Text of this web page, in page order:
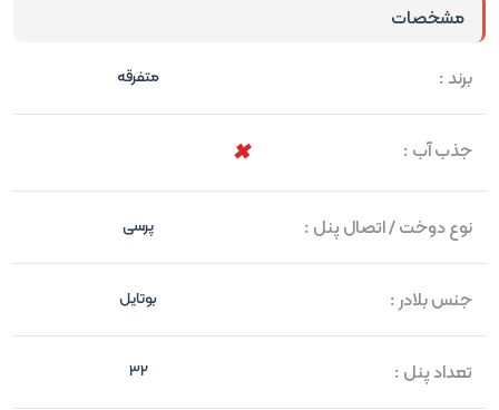
مشخصات
برند :
متفرقه
جذب آب :
نوع دوخت / اتصال پنل : پرسی
جنس بلادر : بوتایل
تعداد پنل : 32